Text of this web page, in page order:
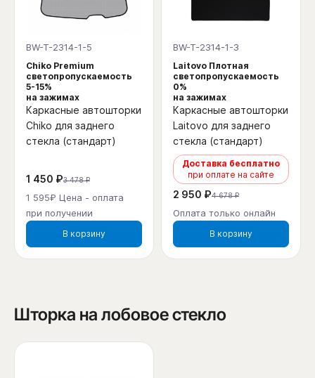
BW-T-2314-1-5
Chiko Premium
светопропускаемость
5-15%
на зажимах
Каркасные автошторки
Chiko для заднего
стекла (стандарт)
1 450 ₽3 478 ₽
1 595₽ Цена - оплата
при получении
В корзину
BW-T-2314-1-3
Laitovo Плотная
светопропускаемость
0%
на зажимах
Каркасные автошторки
Laitovo для заднего
стекла (стандарт)
Доставка бесплатно
при оплате на сайте
2 950 ₽4 678 ₽
Оплата только онлайн
В корзину
Шторка на лобовое стекло